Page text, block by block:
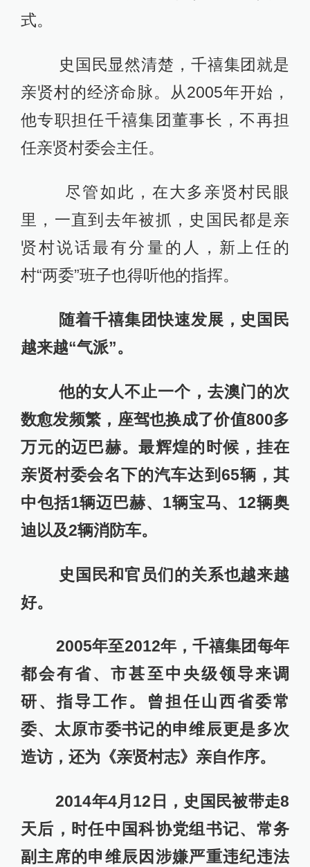
式。
史国民显然清楚，千禧集团就是
亲贤村的经济命脉。从2005年开始，
他专职担任千禧集团董事长，不再担
任亲贤村委会主任。
尽管如此，在大多亲贤村民眼
里，一直到去年被抓，史国民都是亲
贤村说话最有分量的人，新上任的
村“两委”班子也得听他的指挥。
随着千禧集团快速发展，史国民
越来越“气派”。
他的女人不止一个，去澳门的次
数愈发频繁，座驾也换成了价值800多
万元的迈巴赫。最辉煌的时候，挂在
亲贤村委会名下的汽车达到65辆，其
中包括1辆迈巴赫、1辆宝马、12辆奥
迪以及2辆消防车。
史国民和官员们的关系也越来越
好。
2005年至2012年，千禧集团每年
都会有省、市甚至中央级领导来调
研、指导工作。曾担任山西省委常
委、太原市委书记的申维辰更是多次
造访，还为《亲贤村志》亲自作序。
2014年4月12日，史国民被带走8
天后，时任中国科协党组书记、常务
副主席的申维辰因涉嫌严重违纪违法